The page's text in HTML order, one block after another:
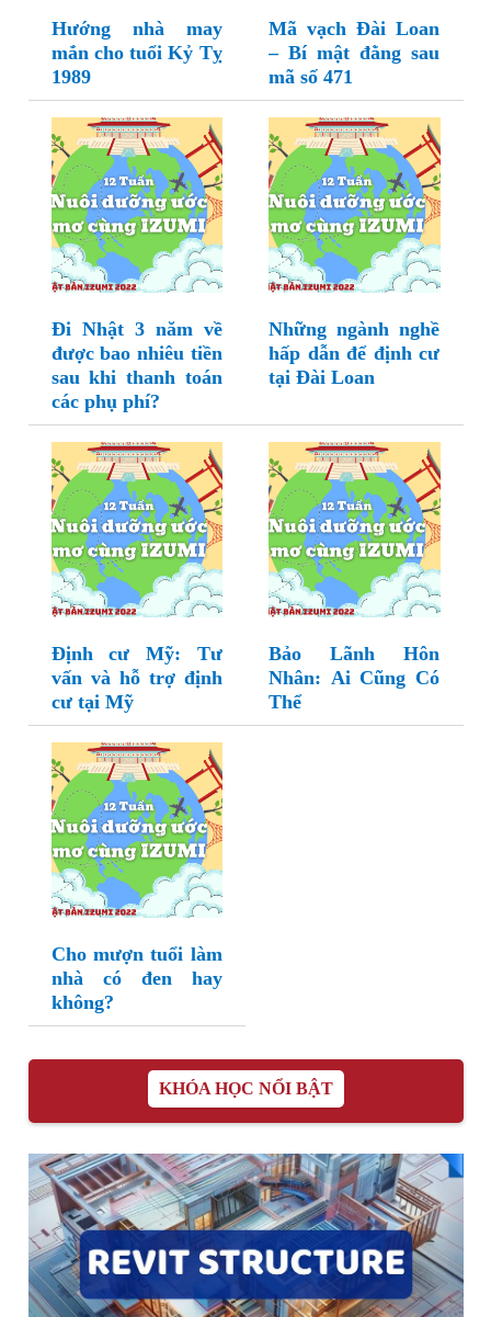
Hướng nhà may
mắn cho tuổi Kỷ Tỵ
1989
Mã vạch Đài Loan
– Bí mật đằng sau
mã số 471
Đi Nhật 3 năm về
được bao nhiêu tiền
sau khi thanh toán
các phụ phí?
Những ngành nghề
hấp dẫn để định cư
tại Đài Loan
Định cư Mỹ: Tư
vấn và hỗ trợ định
cư tại Mỹ
Bảo Lãnh Hôn
Nhân: Ai Cũng Có
Thể
Cho mượn tuổi làm
nhà có đen hay
không?
KHÓA HỌC NỔI BẬT